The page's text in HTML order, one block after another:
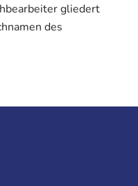
gliedert
des